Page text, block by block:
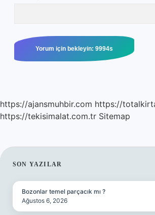
https://ajansmuhbir.com https://
https://tekisimalat.com.tr Sitemap
SIDEBAR
SON YAZILAR
Bozonlar temel parçacık mı ?
Ağustos 6, 2026